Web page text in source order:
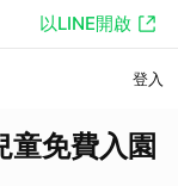
以LINE開啟
登入
童免費入園